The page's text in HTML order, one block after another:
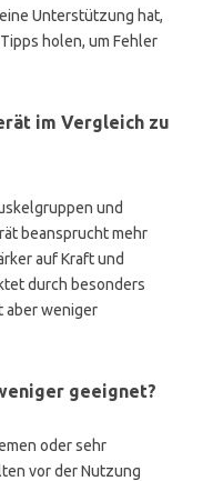
Unterstützung hat,
holen, um Fehler
im Vergleich zu
und
beansprucht mehr
auf Kraft und
durch besonders
aber weniger
geeignet?
oder sehr
vor der Nutzung